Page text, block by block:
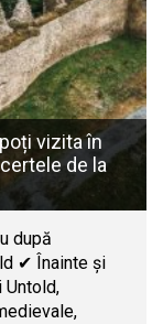
vizita în
de la
după
✔ Înainte și
Untold,